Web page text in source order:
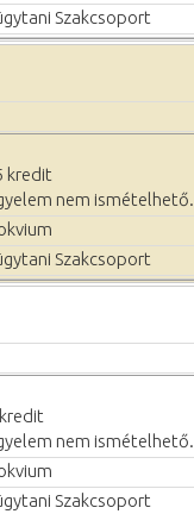
Szakcsoport
kredit
nem ismételhető.
Szakcsoport
nem ismételhető.
Szakcsoport